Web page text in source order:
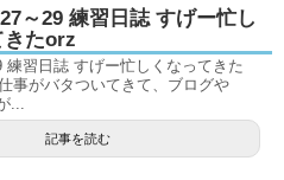
～29 練習日誌 すげー忙し
きたorz
練習日誌 すげー忙しくなってきた
事がバタついてきて、ブログや
...
記事を読む